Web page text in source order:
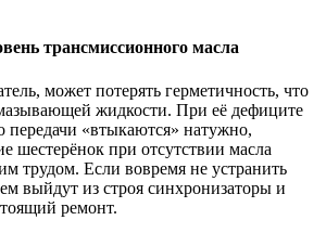
трансмиссионного масла
может потерять герметичность, что
жидкости. При её дефиците
передачи «втыкаются» натужно,
шестерёнок при отсутствии масла
трудом. Если вовремя не устранить
выйдут из строя синхронизаторы и
ремонт.